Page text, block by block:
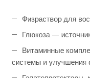
Физраствор для
Глюкоза —
Витаминные
системы и улучшения